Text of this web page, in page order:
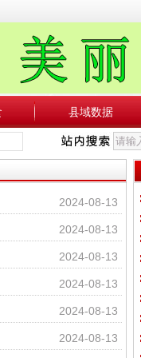
县域数据
2024-08-13
2024-08-13
2024-08-13
2024-08-13
2024-08-13
2024-08-13